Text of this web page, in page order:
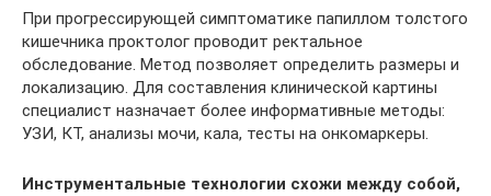
При прогрессирующей симптоматике папиллом толстого
кишечника проктолог проводит ректальное
обследование. Метод позволяет определить размеры и
локализацию. Для составления клинической картины
специалист назначает более информативные методы:
УЗИ, КТ, анализы мочи, кала, тесты на онкомаркеры.
Инструментальные технологии схожи между собой,